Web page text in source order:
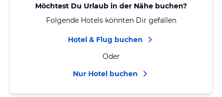
Möchtest Du Urlaub in der Nähe buchen?
Folgende Hotels könnten Dir gefallen
Hotel & Flug buchen
Oder
Nur Hotel buchen